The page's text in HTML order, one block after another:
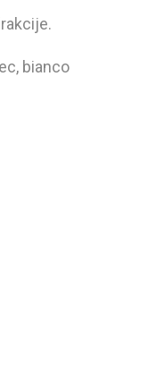
bianco